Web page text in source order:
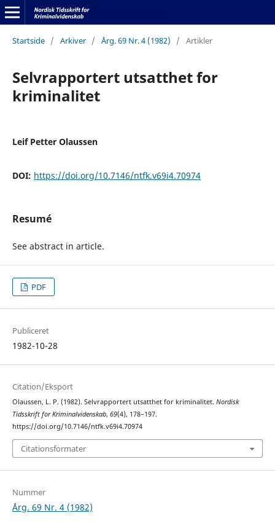
Startside / Arkiver / Årg. 69 Nr. 4 (1982) / Artikler
Selvrapportert utsatthet for
kriminalitet
Leif Petter Olaussen
DOI: https://doi.org/10.7146/ntfk.v69i4.70974
Resumé
See abstract in article.
PDF
Publiceret
1982-10-28
Citation/Eksport
Olaussen, L. P. (1982). Selvrapportert utsatthet for kriminalitet. Nordisk
Tidsskrift for Kriminalvidenskab, 69(4), 178–197.
https://doi.org/10.7146/ntfk.v69i4.70974
Citationsformater
Nummer
Årg. 69 Nr. 4 (1982)